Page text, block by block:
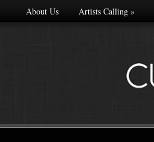
About Us Artists Calling»